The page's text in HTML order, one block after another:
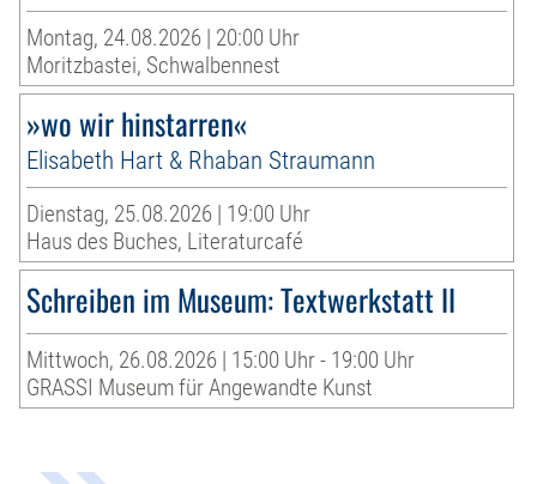
Montag, 24.08.2026 | 20:00 Uhr
Moritzbastei, Schwalbennest
»wo wir hinstarren«
Elisabeth Hart & Rhaban Straumann
Dienstag, 25.08.2026 | 19:00 Uhr
Haus des Buches, Literaturcafé
Schreiben im Museum: Textwerkstatt II
Mittwoch, 26.08.2026 | 15:00 Uhr - 19:00 Uhr
GRASSI Museum für Angewandte Kunst